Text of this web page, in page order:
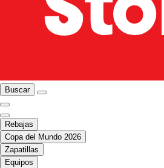
Buscar
Rebajas
Copa del Mundo 2026
Zapatillas
Equipos